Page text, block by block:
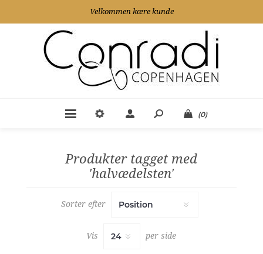
Velkommen kære kunde
(0)
Produkter tagget med
'halvædelsten'
Sorter efter
Vis per side